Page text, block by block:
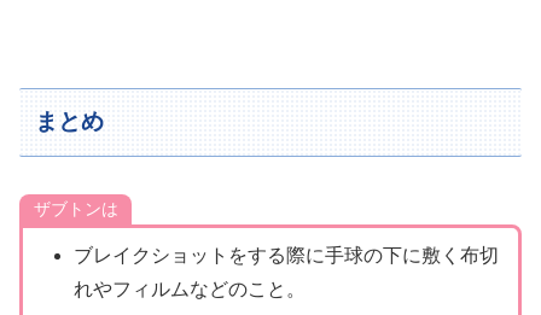
まとめ
ザブトンは
ブレイクショットをする際に手球の下に敷く布切
れやフィルムなどのこと。